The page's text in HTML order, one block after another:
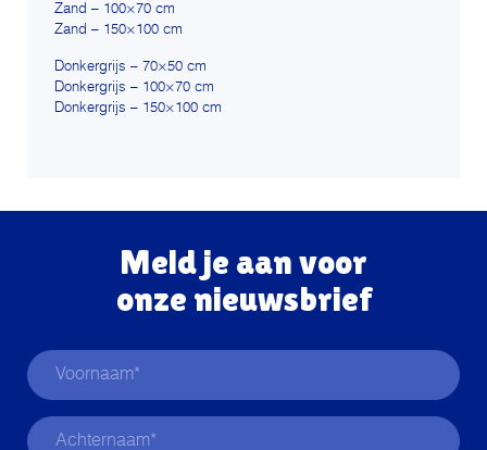
Zand – 100×70 cm
Zand – 150×100 cm
Donkergrijs – 70×50 cm
Donkergrijs – 100×70 cm
Donkergrijs – 150×100 cm
Meld je aan voor
onze nieuwsbrief